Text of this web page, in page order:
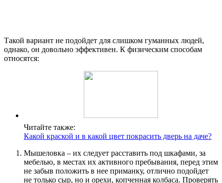
Такой вариант не подойдет для слишком гуманных людей,
однако, он довольно эффективен. К физическим способам
относятся:
Читайте также:
Какой краской и в какой цвет покрасить дверь на даче?
Мышеловка – их следует расставить под шкафами, за
мебелью, в местах их активного пребывания, перед этим
не забыв положить в нее приманку, отлично подойдет
не только сыр, но и орехи, копченная колбаса. Проверять